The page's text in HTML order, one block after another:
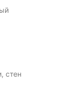
стен